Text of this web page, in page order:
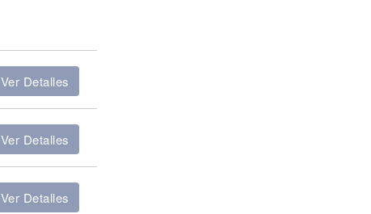
Ver Detalles
Ver Detalles
Ver Detalles